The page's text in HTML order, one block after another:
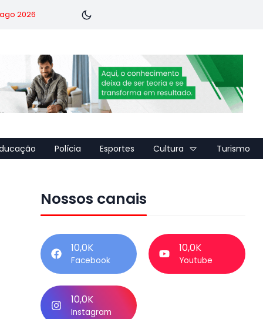
2026
Polícia Esportes Cultura Turismo
Nossos canais
10,0K
Facebook
10,0K
Youtube
10,0K
Instagram